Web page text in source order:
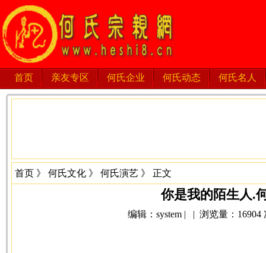
首页 亲友专区 何氏企业 何氏动态 何氏名人
首页 》 何氏文化 》 何氏演艺 》 正文
你是我的陌生人.
编辑：system | | 浏览量：16904